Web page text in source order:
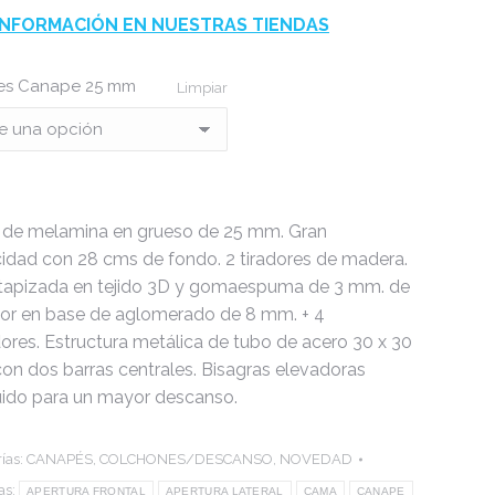
EN NUESTRAS TIENDAS
Canape 25 mm Limpiar
melamina en grueso de 25 mm. Gran
con 28 cms de fondo. 2 tiradores de madera.
en tejido 3D y gomaespuma de 3 mm. de
en base de aglomerado de 8 mm. + 4
Estructura metálica de tubo de acero 30 x 30
dos barras centrales. Bisagras elevadoras
para un mayor descanso.
CANAPÉS, COLCHONES/DESCANSO, NOVEDAD
APERTURA FRONTAL APERTURA LATERAL CAMA CANAPE